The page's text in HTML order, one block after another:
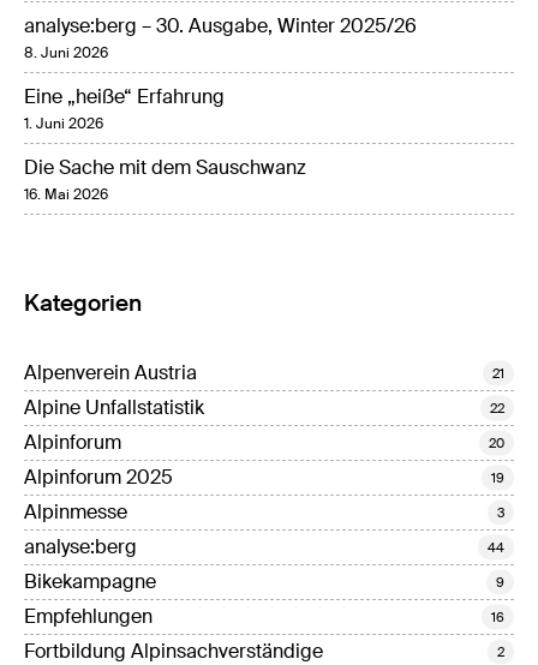
analyse:berg – 30. Ausgabe, Winter 2025/26
8. Juni 2026
Eine „heiße“ Erfahrung
1. Juni 2026
Die Sache mit dem Sauschwanz
16. Mai 2026
Kategorien
Alpenverein Austria 21
Alpine Unfallstatistik 22
Alpinforum 20
Alpinforum 2025 19
Alpinmesse 3
analyse:berg 44
Bikekampagne 9
Empfehlungen 16
Fortbildung Alpinsachverständige 2